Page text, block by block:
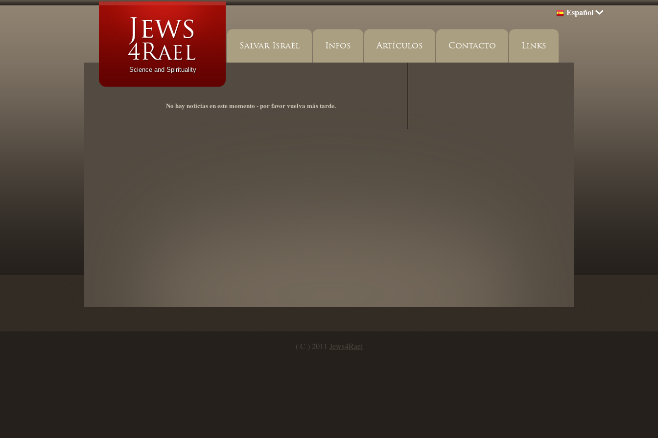
Science and Spirituality
Español
Salvar Israël Infos Artículos Contacto Links
No hay noticias en este momento - por favor vuelva más tarde.
( C ) 2011 Jews4Rael